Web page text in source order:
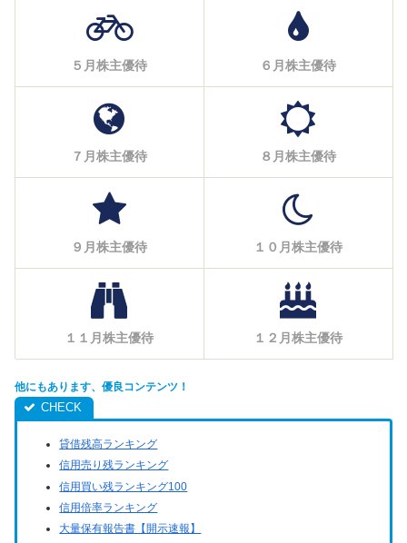
５月株主優待 ６月株主優待
７月株主優待 ８月株主優待
９月株主優待 １０月株主優待
１１月株主優待 １２月株主優待
他にもあります、優良コンテンツ！
貸借残高ランキング
信用売り残ランキング
信用買い残ランキング100
信用倍率ランキング
大量保有報告書【開示速報】